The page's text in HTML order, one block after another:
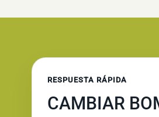
RESPUESTA RÁPIDA
CAMBIAR